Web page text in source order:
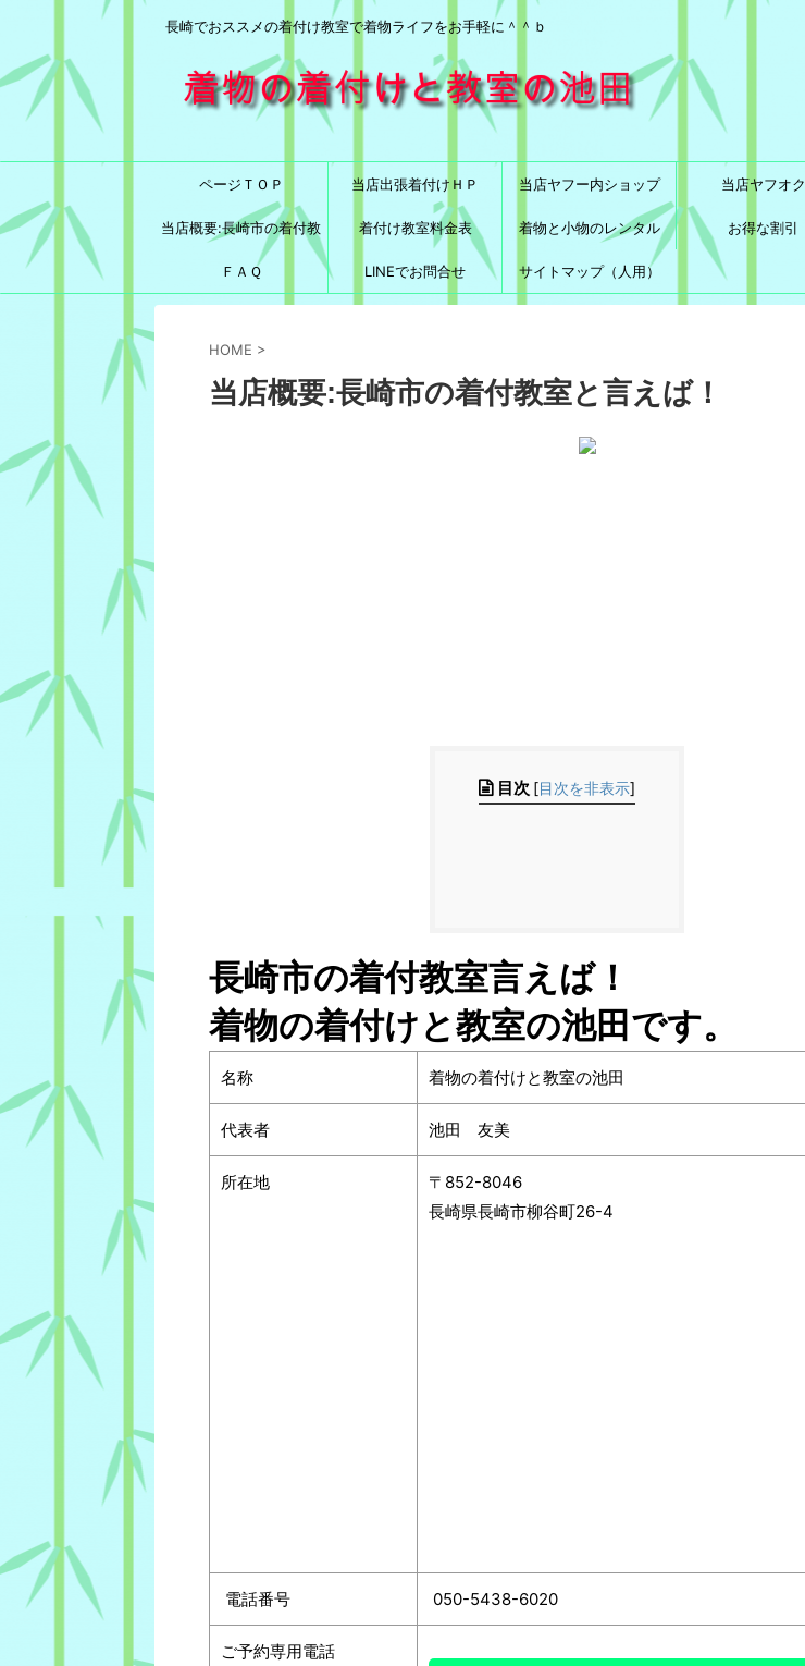
長崎でおススメの着付け教室で着物ライフをお手軽に＾＾ｂ
ページＴＯＰ 当店出張着付けＨＰ 当店ヤフー内ショップ 当店ヤフオク
当店概要:長崎市の着付教
室と言えば！
着付け教室料金表 着物と小物のレンタル お得な割引
ＦＡＱ LINEでお問合せ サイトマップ（人用）
HOME >
当店概要:長崎市の着付教室と言えば！
目次 [目次を非表示]
長崎市の着付教室言えば！
着物の着付けと教室の池田です。
名称 着物の着付けと教室の池田
代表者 池田 友美
所在地
〒852-8046
長崎県長崎市柳谷町26-4
電話番号 050-5438-6020
ご予約専用電話